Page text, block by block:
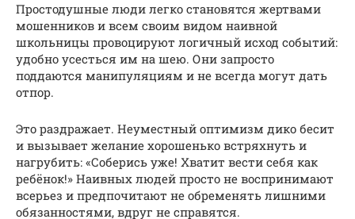
Простодушные люди легко становятся жертвами
мошенников и всем своим видом наивной
школьницы провоцируют логичный исход событий:
удобно усесться им на шею. Они запросто
поддаются манипуляциям и не всегда могут дать
отпор.
Это раздражает. Неуместный оптимизм дико бесит
и вызывает желание хорошенько встряхнуть и
нагрубить: «Соберись уже! Хватит вести себя как
ребёнок!» Наивных людей просто не воспринимают
всерьез и предпочитают не обременять лишними
обязанностями, вдруг не справятся.